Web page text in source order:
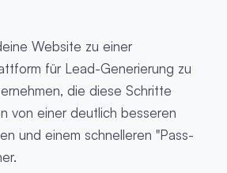
Website zu einer
für Lead-Generierung zu
die diese Schritte
von einer deutlich besseren
und einem schnelleren "Pass-